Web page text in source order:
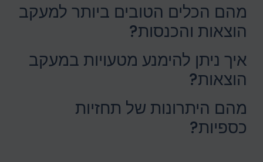
מהם הכלים הטובים ביותר למעקב
הוצאות והכנסות?
איך ניתן להימנע מטעויות במעקב
הוצאות?
מהם היתרונות של תחזיות
כספיות?